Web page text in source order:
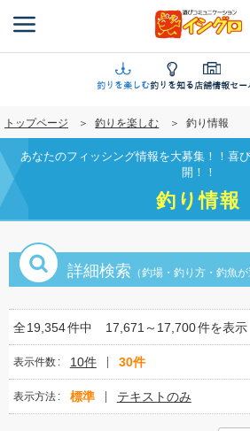
ン
に
移
動
釣りを楽しむ釣りを知る店舗情報セー
トップページ 釣りを楽しむ 釣り情報
あなたのフィッシング情報を大募集！！喜
開！！
釣り情報
詳細検索 （釣場・釣り方・釣魚
全19,354件中 17,671～17,700件を表示
表示件数 10件 30件
表示方法 標準 テキストのみ